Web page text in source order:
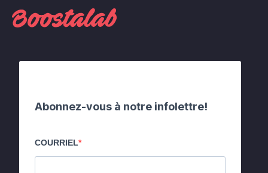
Abonnez-vous à notre infolettre!
COURRIEL